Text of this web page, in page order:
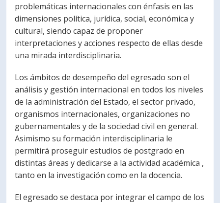
problemáticas internacionales con énfasis en las
dimensiones política, jurídica, social, económica y
cultural, siendo capaz de proponer
interpretaciones y acciones respecto de ellas desde
una mirada interdisciplinaria.
Los ámbitos de desempeño del egresado son el
análisis y gestión internacional en todos los niveles
de la administración del Estado, el sector privado,
organismos internacionales, organizaciones no
gubernamentales y de la sociedad civil en general.
Asimismo su formación interdisciplinaria le
permitirá proseguir estudios de postgrado en
distintas áreas y dedicarse a la actividad académica ,
tanto en la investigación como en la docencia.
El egresado se destaca por integrar el campo de los